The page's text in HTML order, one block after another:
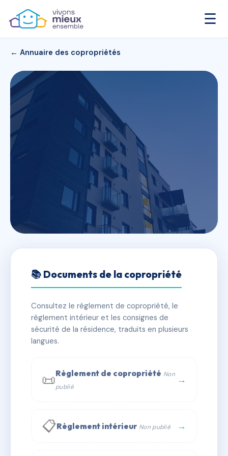
☰
← Annuaire des copropriétés
LE PERRON DE MONTMEIN
✓ Immatriculée 🏠 25 lots 🏗 1 bâtiment(s)
📞 Contacter Syndic Digital
📚 Documents de la copropriété
Consultez le règlement de copropriété, le
règlement intérieur et les consignes de
sécurité de la résidence, traduits en plusieurs
langues.
📜Règlement de copropriété Non
publié
→
📋Règlement intérieur Non publié →